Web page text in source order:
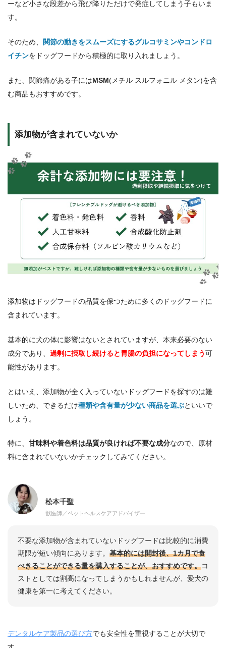
ーなど小さな段差から飛び降りただけで発症してしまう子もいま
す。
そのため、
関節の動きをスムーズにするグルコサミンやコンドロ
イチンをドッグフードから積極的に取り入れましょう。
また、関節痛がある子にはMSM(メチル スルフォニル メタン)を含
む商品もおすすめです。
添加物が含まれていないか
添加物はドッグフードの品質を保つために多くのドッグフードに
含まれています。
基本的に犬の体に影響はないとされていますが、本来必要のない
成分であり、 過剰に摂取し続けると胃腸の負担になってしまう可
能性があります。
とはいえ、添加物が全く入っていないドッグフードを探すのは難
しいため、できるだけ種類や含有量が少ない商品を選ぶといいで
しょう。
特に、 甘味料や着色料は品質が良ければ不要な成分なので、原材
料に含まれていないかチェックしてみてください。
松本千聖
獣医師／ペットヘルスケアアドバイザー
不要な添加物が含まれていないドッグフードは比較的に消費
期限が短い傾向にあります。 基本的には開封後、1カ月で食
べきることができる量を購入することが、おすすめです。コ
ストとしては割高になってしまうかもしれませんが、愛犬の
健康を第一に考えてください。
デンタルケア製品の選び方でも安全性を重視することが大切で